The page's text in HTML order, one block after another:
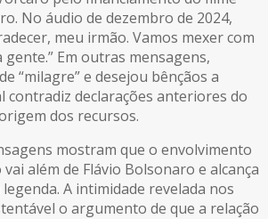
No áudio de dezembro de 2024,
meu irmão. Vamos mexer com
Em outras mensagens,
“milagre” e desejou bênçãos a
contradiz declarações anteriores do
dos recursos.
mostram que o envolvimento
além de Flávio Bolsonaro e alcança
A intimidade revelada nos
o argumento de que a relação